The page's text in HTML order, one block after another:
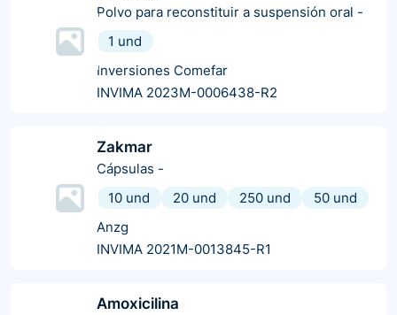
Polvo para reconstituir a suspensión oral -
1 und
Inversiones Comefar
INVIMA 2023M-0006438-R2
Zakmar
Cápsulas -
10 und
20 und 250 und
50 und
Anzg
INVIMA 2021M-0013845-R1
Amoxicilina